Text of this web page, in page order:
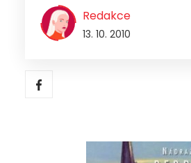
Redakce
13. 10. 2010